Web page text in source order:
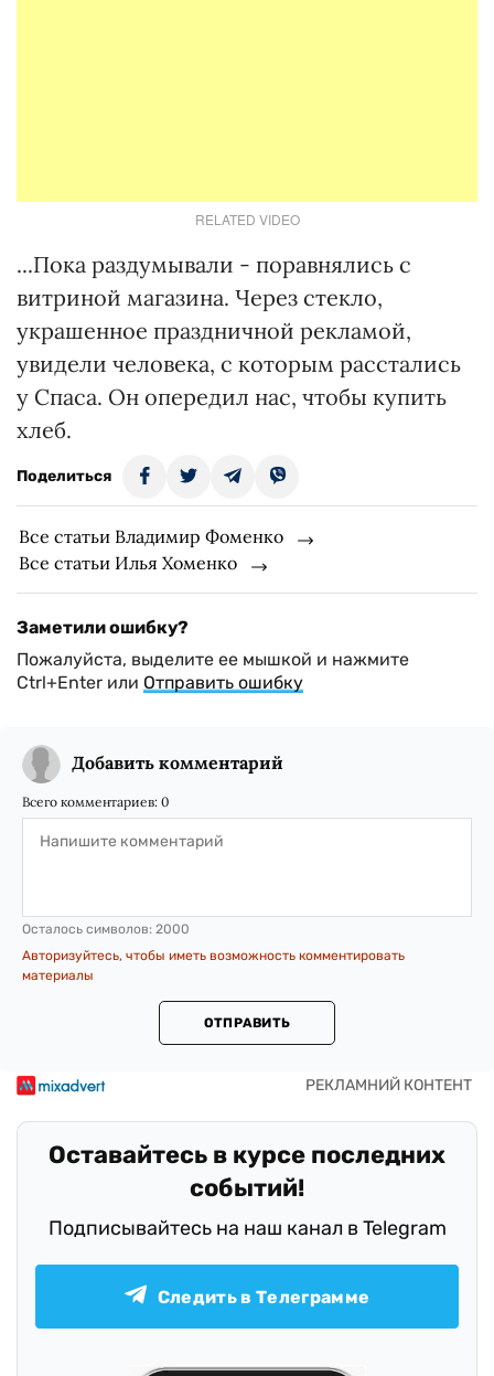
RELATED VIDEO
...Пока раздумывали - поравнялись с
витриной магазина. Через стекло,
украшенное праздничной рекламой,
увидели человека, с которым расстались
у Спаса. Он опередил нас, чтобы купить
хлеб.
Поделиться
Все статьи Владимир Фоменко
Все статьи Илья Хоменко
Заметили ошибку?
Пожалуйста, выделите ее мышкой и нажмите
Ctrl+Enter или Отправить ошибку
Добавить комментарий
Всего комментариев: 0
Осталось символов: 2000
Авторизуйтесь, чтобы иметь возможность комментировать
материалы
ОТПРАВИТЬ
Оставайтесь в курсе последних
событий!
Подписывайтесь на наш канал в Telegram
Следить в Телеграмме